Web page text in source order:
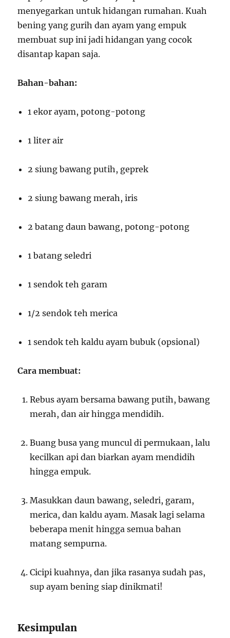
menyegarkan untuk hidangan rumahan. Kuah
bening yang gurih dan ayam yang empuk
membuat sup ini jadi hidangan yang cocok
disantap kapan saja.
Bahan-bahan:
1 ekor ayam, potong-potong
1 liter air
2 siung bawang putih, geprek
2 siung bawang merah, iris
2 batang daun bawang, potong-potong
1 batang seledri
1 sendok teh garam
1/2 sendok teh merica
1 sendok teh kaldu ayam bubuk (opsional)
Cara membuat:
Rebus ayam bersama bawang putih, bawang
merah, dan air hingga mendidih.
Buang busa yang muncul di permukaan, lalu
kecilkan api dan biarkan ayam mendidih
hingga empuk.
Masukkan daun bawang, seledri, garam,
merica, dan kaldu ayam. Masak lagi selama
beberapa menit hingga semua bahan
matang sempurna.
Cicipi kuahnya, dan jika rasanya sudah pas,
sup ayam bening siap dinikmati!
Kesimpulan